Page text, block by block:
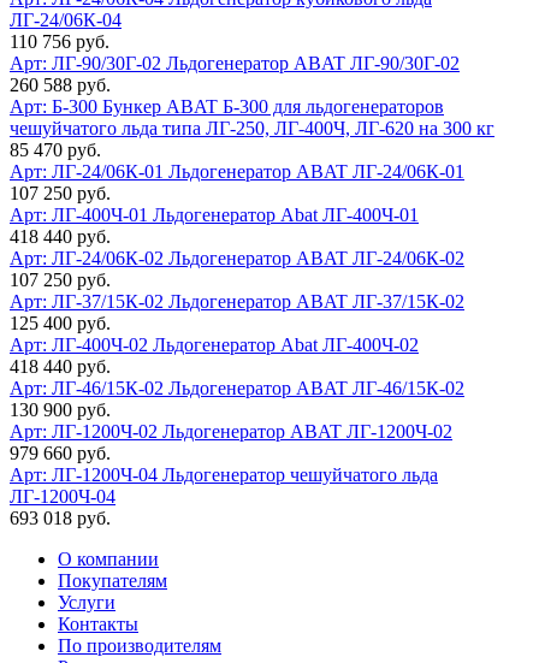
ЛГ-24/06К-04
110 756 руб.
Арт: ЛГ-90/30Г-02 Льдогенератор ABAT ЛГ-90/30Г-02
260 588 руб.
Арт: Б-300 Бункер ABAT Б-300 для льдогенераторов
чешуйчатого льда типа ЛГ-250, ЛГ-400Ч, ЛГ-620 на 300 кг
85 470 руб.
Арт: ЛГ-24/06К-01 Льдогенератор ABAT ЛГ-24/06К-01
107 250 руб.
Арт: ЛГ-400Ч-01 Льдогенератор Abat ЛГ-400Ч-01
418 440 руб.
Арт: ЛГ-24/06К-02 Льдогенератор ABAT ЛГ-24/06К-02
107 250 руб.
Арт: ЛГ-37/15К-02 Льдогенератор ABAT ЛГ-37/15К-02
125 400 руб.
Арт: ЛГ-400Ч-02 Льдогенератор Abat ЛГ-400Ч-02
418 440 руб.
Арт: ЛГ-46/15К-02 Льдогенератор ABAT ЛГ-46/15К-02
130 900 руб.
Арт: ЛГ-1200Ч-02 Льдогенератор ABAT ЛГ-1200Ч-02
979 660 руб.
Арт: ЛГ-1200Ч-04 Льдогенератор чешуйчатого льда
ЛГ-1200Ч-04
693 018 руб.
О компании
Покупателям
Услуги
Контакты
По производителям